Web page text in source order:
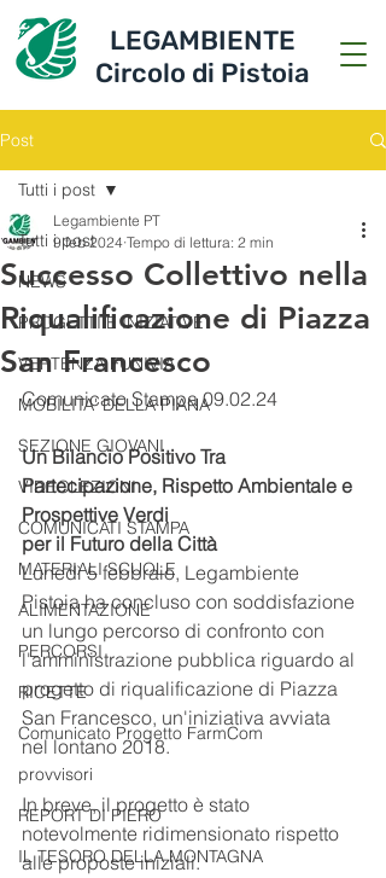
LEGAMBIENTE
Circolo di Pistoia
Post
Tutti i post
NEWS
PROGETTI E INIZIATIVE
VERTENZA FUNIVIA
MOBILITA' DELLA PIANA
SEZIONE GIOVANI
VIDEOLEZIONI
COMUNICATI STAMPA
MATERIALI SCUOLE
ALIMENTAZIONE
PERCORSI
RICETTE
Comunicato Progetto FarmCom
provvisori
REPORT DI PIERO
IL TESORO DELLA MONTAGNA
Tutti i post
Successo Collettivo nella
Riqualificazione di Piazza
San Francesco
Legambiente PT
9 feb 2024 Tempo di lettura: 2 min
Comunicato Stampa 09.02.24
Un Bilancio Positivo Tra
Partecipazione, Rispetto Ambientale e
Prospettive Verdi
per il Futuro della Città
Lunedì 5 febbraio, Legambiente
Pistoia ha concluso con soddisfazione
un lungo percorso di confronto con
l'amministrazione pubblica riguardo al
progetto di riqualificazione di Piazza
San Francesco, un'iniziativa avviata
nel lontano 2018.
In breve, il progetto è stato
notevolmente ridimensionato rispetto
alle proposte iniziali.